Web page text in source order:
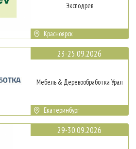
Эксподрев
Красноярск
23-25.09.2026
Мебель & Деревообработка Урал
Екатеринбург
29-30.09.2026